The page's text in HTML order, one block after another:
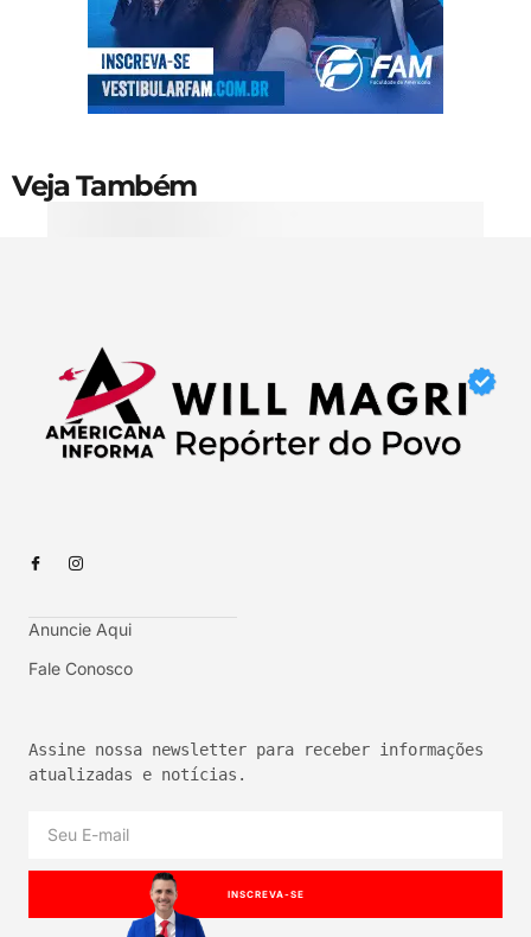
Veja Também
Anuncie Aqui
Fale Conosco
Assine nossa newsletter para receber informações
atualizadas e notícias.
INSCREVA-SE